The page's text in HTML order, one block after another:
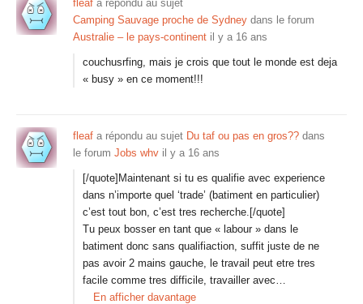
fleaf a répondu au sujet
Camping Sauvage proche de Sydney dans le forum
Australie – le pays-continent il y a 16 ans
couchusrfing, mais je crois que tout le monde est deja
« busy » en ce moment!!!
fleaf a répondu au sujet Du taf ou pas en gros?? dans
le forum Jobs whv il y a 16 ans
[/quote]Maintenant si tu es qualifie avec experience
dans n’importe quel ‘trade’ (batiment en particulier)
c’est tout bon, c’est tres recherche.[/quote]
Tu peux bosser en tant que « labour » dans le
batiment donc sans qualifiaction, suffit juste de ne
pas avoir 2 mains gauche, le travail peut etre tres
facile comme tres difficile, travailler avec…
En afficher davantage